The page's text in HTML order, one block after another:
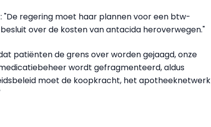
"De regering moet haar plannen voor een btw-
over de kosten van antacida heroverwegen."
patiënten de grens over worden gejaagd, onze
wordt gefragmenteerd, aldus
moet de koopkracht, het apotheeknetwerk